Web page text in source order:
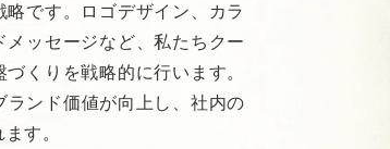
です。ロゴデザイン、カラ
ッセージなど、私たちクー
くりを戦略的に行います。
ンド価値が向上し、社内の
す。